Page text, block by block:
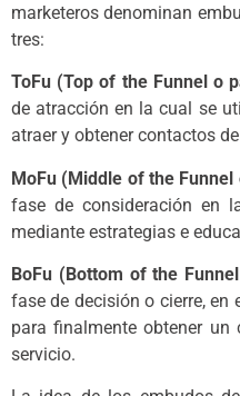
marketeros denominan
tres:
ToFu (Top of the Funnel o
de atracción en la cual se
atraer y obtener contactos
MoFu (Middle of the
fase de consideración en
mediante estrategias e
BoFu (Bottom of the
fase de decisión o cierre, en
para finalmente obtener
servicio.